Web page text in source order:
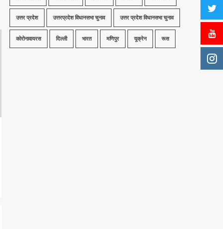
उत्तर प्रदेश उत्तरप्रदेश विधानसभा चुनाव उत्तर प्रदेश विधानसभा चुनाव
कोरोनावायरस दिल्ली भारत मणिपुर यूक्रेन रूस